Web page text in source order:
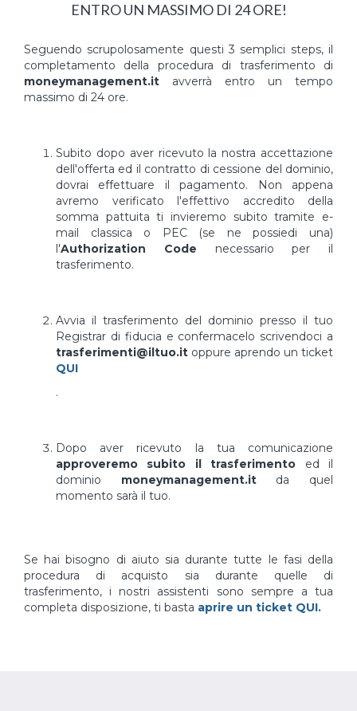
ENTRO UN MASSIMO DI 24 ORE!
Seguendo scrupolosamente questi 3 semplici steps, il
completamento della procedura di trasferimento di
moneymanagement.it avverrà entro un tempo
massimo di 24 ore.
Subito dopo aver ricevuto la nostra accettazione
dell'offerta ed il contratto di cessione del dominio,
dovrai effettuare il pagamento. Non appena
avremo verificato l'effettivo accredito della
somma pattuita ti invieremo subito tramite e-
mail classica o PEC (se ne possiedi una)
l'Authorization Code necessario per il
trasferimento.
Avvia il trasferimento del dominio presso il tuo
Registrar di fiducia e confermacelo scrivendoci a
trasferimenti@iltuo.it oppure aprendo un ticket
QUI
.
Dopo aver ricevuto la tua comunicazione
approveremo subito il trasferimento ed il
dominio moneymanagement.itda quel
momento sarà il tuo.
Se hai bisogno di aiuto sia durante tutte le fasi della
procedura di acquisto sia durante quelle di
trasferimento, i nostri assistenti sono sempre a tua
completa disposizione, ti basta aprire un ticket QUI.